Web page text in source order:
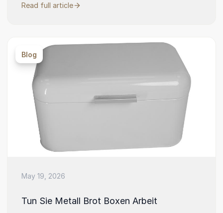
Read full article
Blog
May 19, 2026
Tun Sie Metall Brot Boxen Arbeit